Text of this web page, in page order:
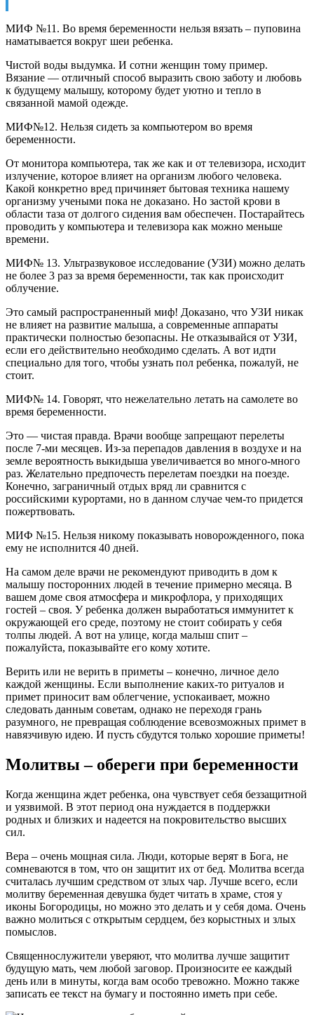
МИФ №11. Во время беременности нельзя вязать – пуповина
наматывается вокруг шеи ребенка.
Чистой воды выдумка. И сотни женщин тому пример.
Вязание — отличный способ выразить свою заботу и любовь
к будущему малышу, которому будет уютно и тепло в
связанной мамой одежде.
МИФ№12. Нельзя сидеть за компьютером во время
беременности.
От монитора компьютера, так же как и от телевизора, исходит
излучение, которое влияет на организм любого человека.
Какой конкретно вред причиняет бытовая техника нашему
организму учеными пока не доказано. Но застой крови в
области таза от долгого сидения вам обеспечен. Постарайтесь
проводить у компьютера и телевизора как можно меньше
времени.
МИФ№ 13. Ультразвуковое исследование (УЗИ) можно делать
не более 3 раз за время беременности, так как происходит
облучение.
Это самый распространенный миф! Доказано, что УЗИ никак
не влияет на развитие малыша, а современные аппараты
практически полностью безопасны. Не отказывайся от УЗИ,
если его действительно необходимо сделать. А вот идти
специально для того, чтобы узнать пол ребенка, пожалуй, не
стоит.
МИФ№ 14. Говорят, что нежелательно летать на самолете во
время беременности.
Это — чистая правда. Врачи вообще запрещают перелеты
после 7-ми месяцев. Из-за перепадов давления в воздухе и на
земле вероятность выкидыша увеличивается во много-много
раз. Желательно предпочесть перелетам поездки на поезде.
Конечно, заграничный отдых вряд ли сравнится с
российскими курортами, но в данном случае чем-то придется
пожертвовать.
МИФ №15. Нельзя никому показывать новорожденного, пока
ему не исполнится 40 дней.
На самом деле врачи не рекомендуют приводить в дом к
малышу посторонних людей в течение примерно месяца. В
вашем доме своя атмосфера и микрофлора, у приходящих
гостей – своя. У ребенка должен выработаться иммунитет к
окружающей его среде, поэтому не стоит собирать у себя
толпы людей. А вот на улице, когда малыш спит –
пожалуйста, показывайте его кому хотите.
Верить или не верить в приметы – конечно, личное дело
каждой женщины. Если выполнение каких-то ритуалов и
примет приносит вам облегчение, успокаивает, можно
следовать данным советам, однако не переходя грань
разумного, не превращая соблюдение всевозможных примет в
навязчивую идею. И пусть сбудутся только хорошие приметы!
Молитвы – обереги при беременности
Когда женщина ждет ребенка, она чувствует себя беззащитной
и уязвимой. В этот период она нуждается в поддержки
родных и близких и надеется на покровительство высших
сил.
Вера – очень мощная сила. Люди, которые верят в Бога, не
сомневаются в том, что он защитит их от бед. Молитва всегда
считалась лучшим средством от злых чар. Лучше всего, если
молитву беременная девушка будет читать в храме, стоя у
иконы Богородицы, но можно это делать и у себя дома. Очень
важно молиться с открытым сердцем, без корыстных и злых
помыслов.
Священнослужители уверяют, что молитва лучше защитит
будущую мать, чем любой заговор. Произносите ее каждый
день или в минуты, когда вам особо тревожно. Можно также
записать ее текст на бумагу и постоянно иметь при себе.